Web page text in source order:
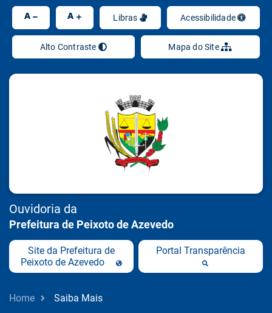
A A Libras Acessibilidade
Alto Contraste Mapa do Site
Ouvidoria da
Prefeitura de Peixoto de Azevedo
Site da Prefeitura de
Peixoto de Azevedo
Portal Transparência
Home Saiba Mais